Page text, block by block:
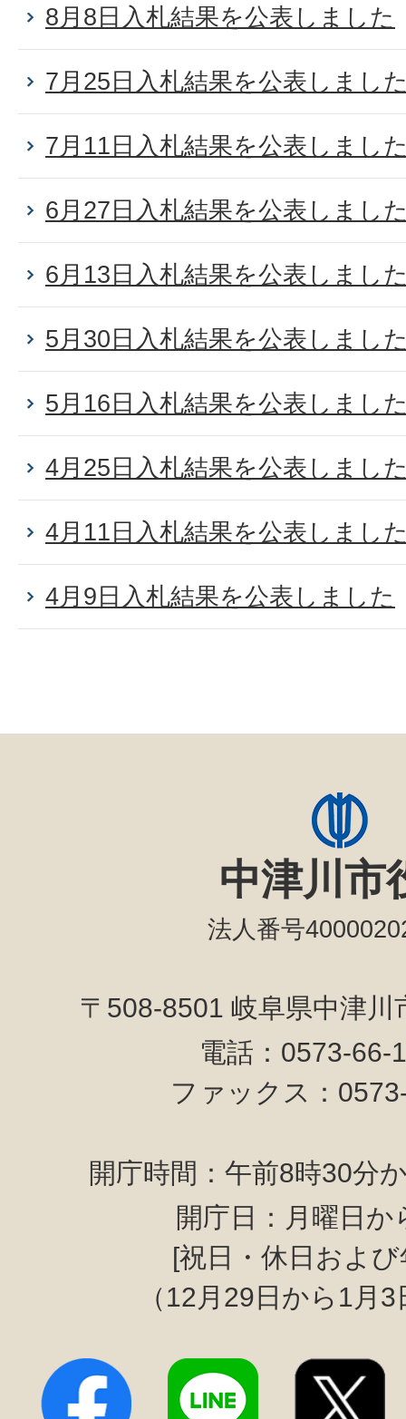
8月8日入札結果を公表しました
7月25日入札結果を公表しまし
7月11日入札結果を公表しまし
6月27日入札結果を公表しまし
6月13日入札結果を公表しまし
5月30日入札結果を公表しまし
5月16日入札結果を公表しまし
4月25日入札結果を公表しまし
4月11日入札結果を公表しまし
4月9日入札結果を公表しました
中津川市
法人番号
〒508-8501 岐阜県中津
電話：0573-
ファックス：
開庁時間：午前8時30分
開庁日：月曜日か
[祝日・休日およ
（12月29日から1月